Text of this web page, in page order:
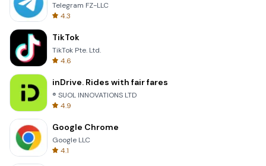
Telegram FZ-LLC
4.3
TikTok
TikTok Pte. Ltd.
4.6
inDrive. Rides with fair fares
® SUOL INNOVATIONS LTD
4.9
Google Chrome
Google LLC
4.1